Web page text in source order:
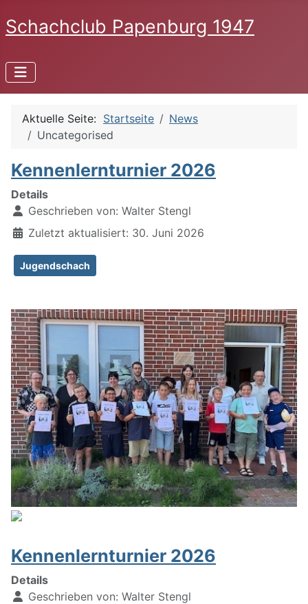
Schachclub Papenburg 1947
Aktuelle Seite: Startseite
News
Uncategorised
Kennenlernturnier 2026
Details
Geschrieben von: Walter Stengl
Zuletzt aktualisiert: 30. Juni 2026
Jugendschach
Kennenlernturnier 2026
Details
Geschrieben von: Walter Stengl